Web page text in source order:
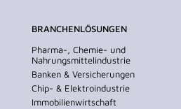
BRANCHENLÖSUNGEN
Pharma-, Chemie- und
Nahrungsmittelindustrie
Banken & Versicherungen
Chip- & Elektroindustrie
Immobilienwirtschaft